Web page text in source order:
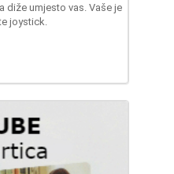
diže umjesto vas. Vaše je
joystick.